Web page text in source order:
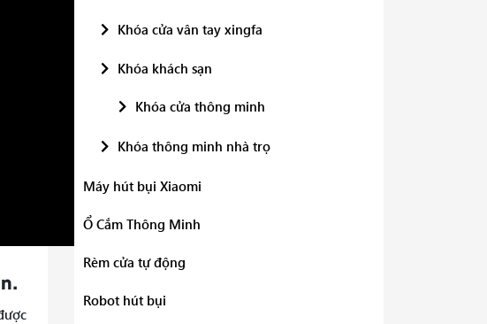
Khóa cửa vân tay xingfa
Khóa khách sạn
Khóa cửa thông minh
Khóa thông minh nhà trọ
Máy hút bụi Xiaomi
Ổ Cắm Thông Minh
Rèm cửa tự động
Robot hút bụi